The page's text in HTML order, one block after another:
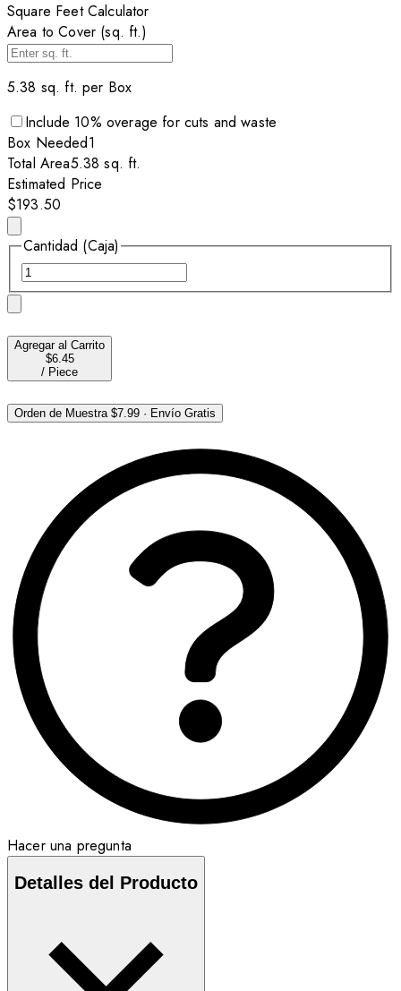
Square Feet Calculator
Area to Cover (sq. ft.)
5.38 sq. ft. per Box
Include 10% overage for cuts and waste
Box Needed1
Total Area5.38 sq. ft.
Estimated Price
$193.50
Cantidad (Caja)
Agregar al Carrito
$6.45
/ Piece
Orden de Muestra $7.99 · Envío Gratis
Hacer una pregunta
Detalles del Producto